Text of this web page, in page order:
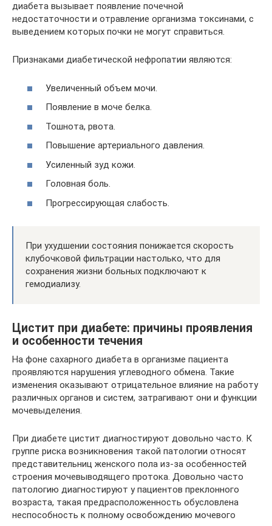
диабета вызывает появление почечной
недостаточности и отравление организма токсинами, с
выведением которых почки не могут справиться.
Признаками диабетической нефропатии являются:
Увеличенный объем мочи.
Появление в моче белка.
Тошнота, рвота.
Повышение артериального давления.
Усиленный зуд кожи.
Головная боль.
Прогрессирующая слабость.
При ухудшении состояния понижается скорость
клубочковой фильтрации настолько, что для
сохранения жизни больных подключают к
гемодиализу.
Цистит при диабете: причины проявления
и особенности течения
На фоне сахарного диабета в организме пациента
проявляются нарушения углеводного обмена. Такие
изменения оказывают отрицательное влияние на работу
различных органов и систем, затрагивают они и функции
мочевыделения.
При диабете цистит диагностируют довольно часто. К
группе риска возникновения такой патологии относят
представительниц женского пола из-за особенностей
строения мочевыводящего протока. Довольно часто
патологию диагностируют у пациентов преклонного
возраста, такая предрасположенность обусловлена
неспособность к полному освобождению мочевого